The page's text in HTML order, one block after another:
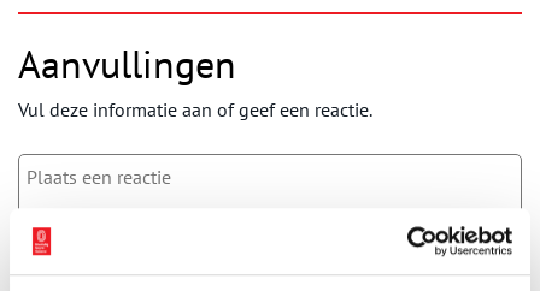
Aanvullingen
Vul deze informatie aan of geef een reactie.
Vereiste velden zijn gemarkeerd met *. Het e-mailadres wordt niet
gepubliceerd.